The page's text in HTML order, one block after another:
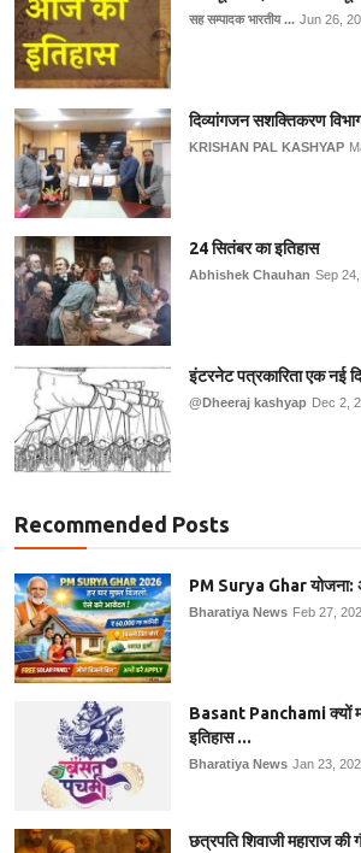
सह सम्पादक भारतीय ... Jun 26,
दिव्यांगजन सशक्तिकरण
KRISHAN PAL KASHYAP
24 सितंबर का इतिहास
Abhishek Chauhan Sep
इंटरनेट पत्रकारिता एक नई
@Dheeraj kashyap Dec 2,
Recommended Posts
PM Surya Ghar योजना:
Bharatiya News Feb 27,
Basant Panchami क्यों
इतिहास ...
Bharatiya News Jan 23,
छत्रपति शिवाजी महाराज की